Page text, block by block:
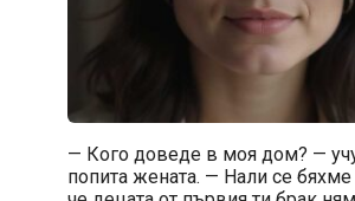
— Кого доведе в моя дом? —
попита жената. — Нали се бяхме